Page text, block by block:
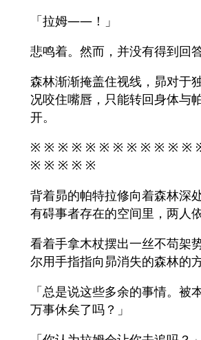
「拉姆——！」
悲鸣着。然而，并没有得到回答
森林渐渐掩盖住视线，昴对于
况咬住嘴唇，只能转回身体与
开。
※ ※ ※ ※ ※ ※ ※ ※ ※ ※ ※ ※
※ ※ ※ ※ ※
背着昴的帕特拉修向着森林深
有碍事者存在的空间里，两人
看着手拿木杖摆出一丝不苟架
尔用手指指向昴消失的森林的
「总是说这些多余的事情。被
万事休矣了吗？」